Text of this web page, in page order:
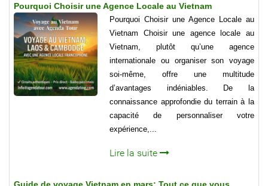
Pourquoi Choisir une Agence Locale au Vietnam
Pourquoi Choisir une Agence Locale au
Vietnam Choisir une agence locale au
Vietnam, plutôt qu’une agence
internationale ou organiser son voyage
soi-même, offre une multitude
d’avantages indéniables. De la
connaissance approfondie du terrain à la
capacité de personnaliser votre
expérience,...
Lire la suite